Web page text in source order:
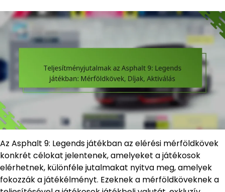
Az Asphalt 9: Legends játékban az elérési mérföldkövek
konkrét célokat jelentenek, amelyeket a játékosok
elérhetnek, különféle jutalmakat nyitva meg, amelyek
fokozzák a játékélményt. Ezeknek a mérföldköveknek a